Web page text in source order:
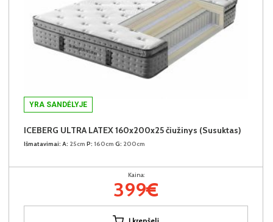
YRA SANDĖLYJE
ICEBERG ULTRA LATEX 160x200x25 čiužinys (Susuktas)
Išmatavimai: A: 25cm P: 160cm G: 200cm
Kaina:
399€